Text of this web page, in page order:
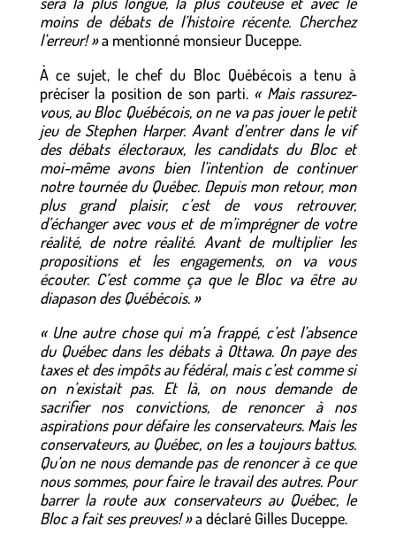
moins de débats de l’histoire récente. Cherchez
l’erreur! »a mentionné monsieur Duceppe.
À ce sujet, le chef du Bloc Québécois a tenu à
préciser la position de son parti. « Mais rassurez-
vous, au Bloc Québécois, on ne va pas jouer le petit
jeu de Stephen Harper. Avant d’entrer dans le vif
des débats électoraux, les candidats du Bloc et
moi-même avons bien l’intention de continuer
notre tournée du Québec. Depuis mon retour, mon
plus grand plaisir, c’est de vous retrouver,
d’échanger avec vous et de m’imprégner de votre
réalité, de notre réalité. Avant de multiplier les
propositions et les engagements, on va vous
écouter. C’est comme ça que le Bloc va être au
diapason des Québécois. »
« Une autre chose qui m’a frappé, c’est l’absence
du Québec dans les débats à Ottawa. On paye des
taxes et des impôts au fédéral, mais c’est comme si
on n’existait pas. Et là, on nous demande de
sacrifier nos convictions, de renoncer à nos
aspirations pour défaire les conservateurs. Mais les
conservateurs, au Québec, on les a toujours battus.
Qu’on ne nous demande pas de renoncer à ce que
nous sommes, pour faire le travail des autres. Pour
barrer la route aux conservateurs au Québec, le
Bloc a fait ses preuves! »a déclaré Gilles Duceppe.